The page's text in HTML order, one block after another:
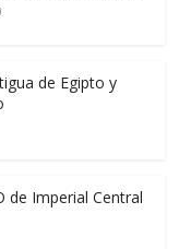
de Egipto y
de Imperial Central